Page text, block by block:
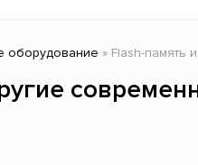
романы
Поэзия
оборудование » Flash-память и